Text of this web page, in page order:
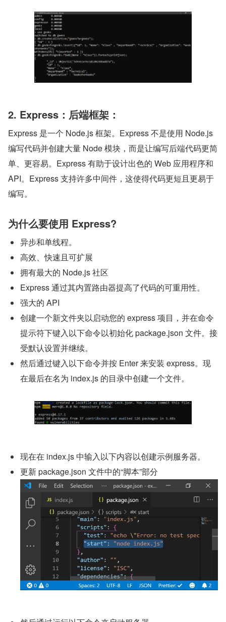
2. Express：后端框架：
Express 是一个 Node.js 框架。Express 不是使用 Node.js
编写代码并创建大量 Node 模块，而是让编写后端代码更简
单、更容易。Express 有助于设计出色的 Web 应用程序和
API。Express 支持许多中间件，这使得代码更短且更易于
编写。
为什么要使用 Express?
异步和单线程。
高效、快速且可扩展
拥有最大的 Node.js 社区
Express 通过其内置路由器提高了代码的可重用性。
强大的 API
创建一个新文件夹以启动您的 express 项目，并在命令
提示符下键入以下命令以初始化 package.json 文件。接
受默认设置并继续。
然后通过键入以下命令并按 Enter 来安装 express。现
在最后在名为 index.js 的目录中创建一个文件。
现在在 index.js 中输入以下内容以创建示例服务器。
更新 package.json 文件中的“脚本”部分